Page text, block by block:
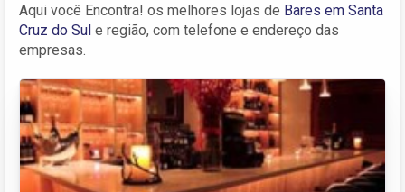
Aqui você Encontra! os melhores lojas de Bares em Santa
Cruz do Sul e região, com telefone e endereço das
empresas.